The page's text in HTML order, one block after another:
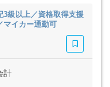
3級以上／資格取得支援
マイカー通勤可
計